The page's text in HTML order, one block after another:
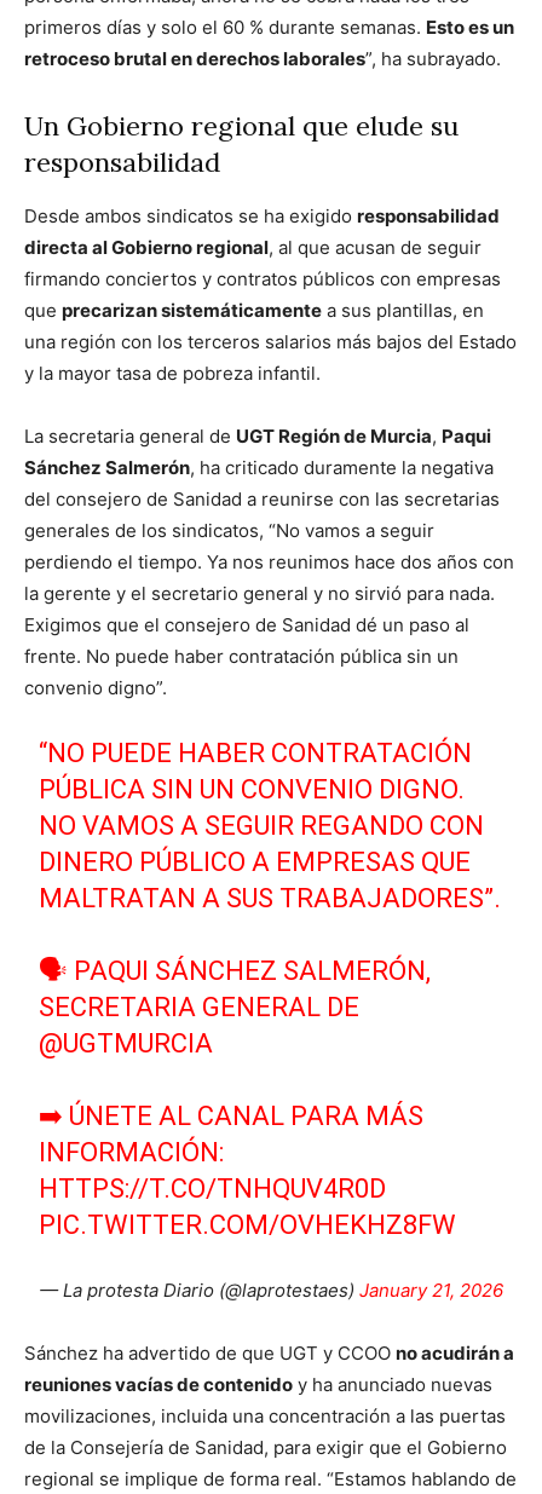
primeros días y solo el 60 % durante semanas. Esto es un
retroceso brutal en derechos laborales”, ha subrayado.
Un Gobierno regional que elude su
responsabilidad
Desde ambos sindicatos se ha exigido responsabilidad
directa al Gobierno regional, al que acusan de seguir
firmando conciertos y contratos públicos con empresas
que precarizan sistemáticamente a sus plantillas, en
una región con los terceros salarios más bajos del Estado
y la mayor tasa de pobreza infantil.
La secretaria general de UGT Región de Murcia, Paqui
Sánchez Salmerón, ha criticado duramente la negativa
del consejero de Sanidad a reunirse con las secretarias
generales de los sindicatos, “No vamos a seguir
perdiendo el tiempo. Ya nos reunimos hace dos años con
la gerente y el secretario general y no sirvió para nada.
Exigimos que el consejero de Sanidad dé un paso al
frente. No puede haber contratación pública sin un
convenio digno”.
“NO PUEDE HABER CONTRATACIÓN
PÚBLICA SIN UN CONVENIO DIGNO.
NO VAMOS A SEGUIR REGANDO CON
DINERO PÚBLICO A EMPRESAS QUE
MALTRATAN A SUS TRABAJADORES”.
🗣 PAQUI SÁNCHEZ SALMERÓN,
SECRETARIA GENERAL DE
@UGTMURCIA
➡️ ÚNETE AL CANAL PARA MÁS
INFORMACIÓN:
HTTPS://T.CO/TNHQUV4R0D
PIC.TWITTER.COM/OVHEKHZ8FW
— La protesta Diario (@laprotestaes) January 21, 2026
Sánchez ha advertido de que UGT y CCOO no acudirán a
reuniones vacías de contenido y ha anunciado nuevas
movilizaciones, incluida una concentración a las puertas
de la Consejería de Sanidad, para exigir que el Gobierno
regional se implique de forma real. “Estamos hablando de